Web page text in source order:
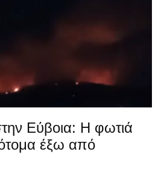
Εύβοια: Η φωτιά
έξω από